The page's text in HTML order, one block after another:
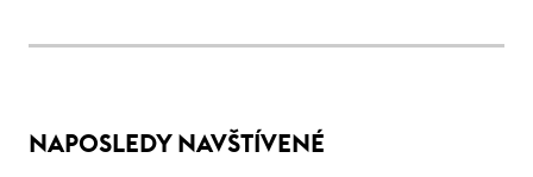
NAPOSLEDY NAVŠTÍVENÉ